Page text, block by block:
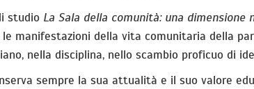
studio La Sala della comunità: una dimensione
manifestazioni della vita comunitaria della
nella disciplina, nello scambio proficuo di
sempre la sua attualità e il suo valore